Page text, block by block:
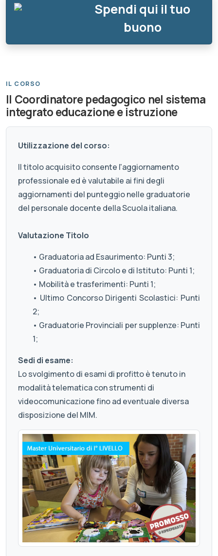
Spendi qui il tuo
buono
IL CORSO
Il Coordinatore pedagogico nel sistema
integrato educazione e istruzione
Utilizzazione del corso:
Il titolo acquisito consente l'aggiornamento
professionale ed è valutabile ai fini degli
aggiornamenti del punteggio nelle graduatorie
del personale docente della Scuola italiana.
Valutazione Titolo
• Graduatoria ad Esaurimento: Punti 3;
• Graduatoria di Circolo e di Istituto: Punti 1;
• Mobilità e trasferimenti: Punti 1;
• Ultimo Concorso Dirigenti Scolastici: Punti
2;
• Graduatorie Provinciali per supplenze: Punti
1;
Sedi di esame:
Lo svolgimento di esami di profitto è tenuto in
modalità telematica con strumenti di
videocomunicazione fino ad eventuale diversa
disposizione del MIM.